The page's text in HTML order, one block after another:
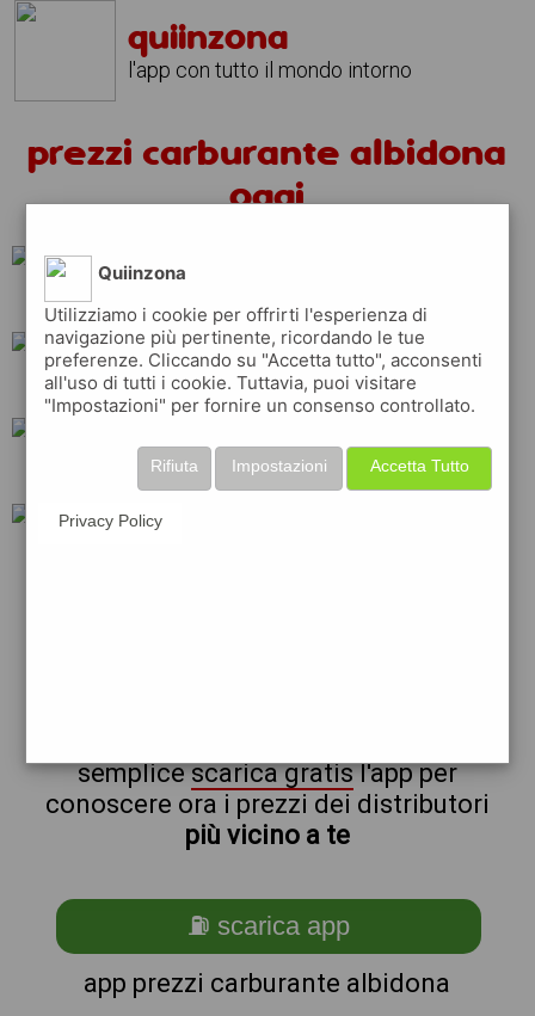
quiinzona
l'app con tutto il mondo intorno
prezzi carburante albidona
oggi
ip
tamoil repsol
shell total
semplicescarica gratisl'app per
conoscere ora i prezzi dei distributori
più vicino a te
⛽ scarica app
app prezzi carburante albidona
Quiinzona
Utilizziamo i cookie per offrirti l'esperienza di
navigazione più pertinente, ricordando le tue
preferenze. Cliccando su "Accetta tutto", acconsenti
all'uso di tutti i cookie. Tuttavia, puoi visitare
"Impostazioni" per fornire un consenso controllato.
Accetta Tutto
Impostazioni
Rifiuta
Privacy Policy